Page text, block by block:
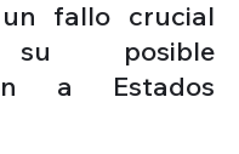
fallo crucial
posible
a Estados